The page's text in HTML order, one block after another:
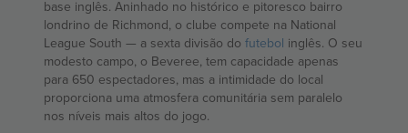
base inglês. Aninhado no histórico e pitoresco bairro
londrino de Richmond, o clube compete na National
League South — a sexta divisão do futebol inglês. O seu
modesto campo, o Beveree, tem capacidade apenas
para 650 espectadores, mas a intimidade do local
proporciona uma atmosfera comunitária sem paralelo
nos níveis mais altos do jogo.